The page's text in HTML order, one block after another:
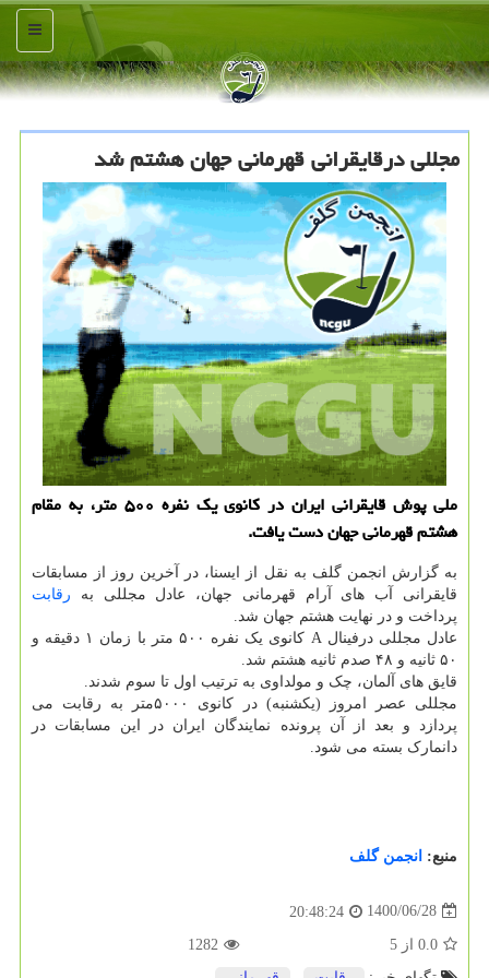
منو
مجللی درقایقرانی قهرمانی جهان هشتم شد
ملی پوش قایقرانی ایران در کانوی یک نفره ۵۰۰ متر، به مقام
هشتم قهرمانی جهان دست یافت.
به گزارش انجمن گلف به نقل از ایسنا، در آخرین روز از مسابقات
قایقرانی آب های آرام قهرمانی جهان، عادل مجللی به رقابت
پرداخت و در نهایت هشتم جهان شد.
عادل مجللی درفینال A کانوی یک نفره ۵۰۰ متر با زمان ۱ دقیقه و
۵۰ ثانیه و ۴۸ صدم ثانیه هشتم شد.
قایق های آلمان، چک و مولداوی به ترتیب اول تا سوم شدند.
مجللی عصر امروز (یکشنبه) در کانوی ۵۰۰۰متر به رقابت می
پردازد و بعد از آن پرونده نمایندگان ایران در این مسابقات در
دانمارک بسته می شود.
منبع: انجمن گلف
1400/06/28
20:48:24
0.0 از 5
1282